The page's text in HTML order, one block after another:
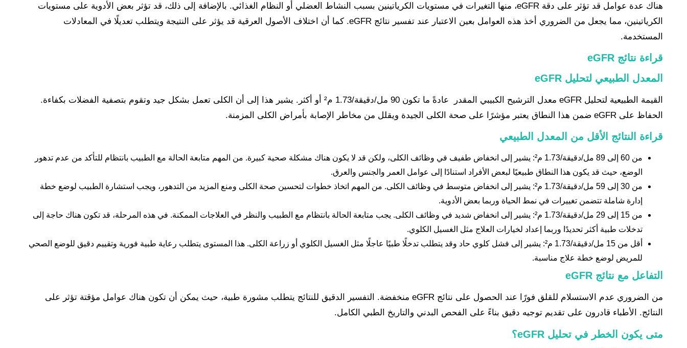
هناك عدة عوامل قد تؤثر على دقة eGFR، منها التغيرات في مستويات الكرياتينين بسبب النشاط العضلي أو النظام الغذائي. بالإضافة إلى ذلك، قد تؤثر بعض الأدوية على مستويات
الكرياتينين، مما يجعل من الضروري أخذ هذه العوامل بعين الاعتبار عند تفسير نتائج eGFR. كما أن اختلاف الأصول العرقية قد يؤثر على النتيجة ويتطلب تعديلًا في المعادلات
المستخدمة.
قراءة نتائج eGFR
المعدل الطبيعي لتحليل eGFR
القيمة الطبيعية لتحليل eGFR
معدل الترشيح الكبيبي المقدر عادةً ما تكون 90 مل/دقيقة/1.73 م² أو أكثر. يشير هذا إلى أن الكلى تعمل بشكل جيد وتقوم بتصفية الفضلات بكفاءة.
الحفاظ على eGFR ضمن هذا النطاق يعتبر مؤشرًا على صحة الكلى الجيدة ويقلل من مخاطر الإصابة بأمراض الكلى المزمنة.
قراءة النتائج الأقل من المعدل الطبيعي
من 60 إلى 89 مل/دقيقة/1.73 م²: يشير إلى انخفاض طفيف في وظائف الكلى، ولكن قد لا يكون هناك مشكلة صحية كبيرة. من المهم متابعة الحالة مع الطبيب بانتظام للتأكد من عدم تدهور
الوضع، حيث قد يكون هذا النطاق طبيعيًا لبعض الأفراد استنادًا إلى عوامل العمر والجنس والعرق.
من 30 إلى 59 مل/دقيقة/1.73 م²: يشير إلى انخفاض متوسط في وظائف الكلى. من المهم اتخاذ خطوات لتحسين صحة الكلى ومنع المزيد من التدهور، ويجب استشارة الطبيب لوضع خطة
إدارة شاملة تتضمن تغييرات في نمط الحياة وربما بعض الأدوية.
من 15 إلى 29 مل/دقيقة/1.73 م²: يشير إلى انخفاض شديد في وظائف الكلى. يجب متابعة الحالة بانتظام مع الطبيب والنظر في العلاجات الممكنة. في هذه المرحلة، قد تكون هناك حاجة إلى
تدخلات طبية أكثر تحديدًا وربما إعداد لخيارات العلاج مثل الغسيل الكلوي.
أقل من 15 مل/دقيقة/1.73 م²: يشير إلى فشل كلوي حاد وقد يتطلب تدخلًا طبيًا عاجلًا مثل الغسيل الكلوي أو زراعة الكلى. هذا المستوى يتطلب رعاية طبية فورية وتقييم دقيق للوضع الصحي
للمريض لوضع خطة علاج مناسبة.
التفاعل مع نتائج eGFR
من الضروري عدم الاستسلام للقلق فورًا عند الحصول على نتائج eGFR منخفضة. التفسير الدقيق للنتائج يتطلب مشورة طبية، حيث يمكن أن تكون هناك عوامل مؤقتة تؤثر على
النتائج. الأطباء قادرون على تقديم توجيه دقيق بناءً على الفحص البدني والتاريخ الطبي الكامل.
متى يكون الخطر في تحليل eGFR؟